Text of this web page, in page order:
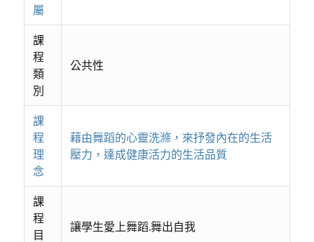
屬
課
程
類
別
公共性
課
程
理
念
藉由舞蹈的心靈洗滌，來抒發內在的生活
壓力，達成健康活力的生活品質
課
程
目
讓學生愛上舞蹈.舞出自我